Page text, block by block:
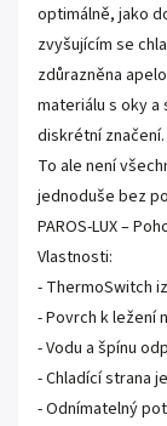
optimálně, jako
zvyšujícím se
zdůrazněna
materiálu s oky a
diskrétní značení.
To ale není
jednoduše bez
PAROS-LUX –
Vlastnosti:
- ThermoSwitch
- Povrch k ležení
- Vodu a špínu
- Chladící strana
- Odnímatelný